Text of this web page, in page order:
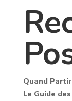
Quand
Le Guide